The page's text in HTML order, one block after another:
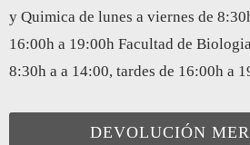
y Quimica de lunes a viernes de
16:00h a 19:00h Facultad de
8:30h a a 14:00, tardes de 16:00h a
DEVOLUCIÓN